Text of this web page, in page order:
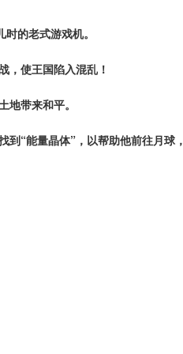
的老式游戏机。
，使王国陷入混乱！
带来和平。
到“能量晶体”，以帮助他前往月球